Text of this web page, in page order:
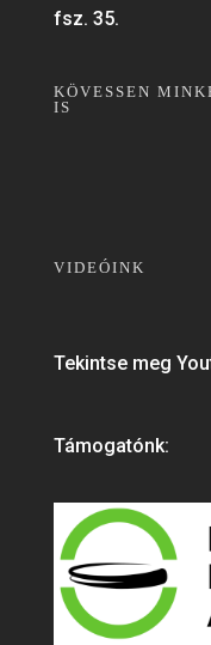
fsz. 35.
KÖVESSEN
IS
VIDEÓINK
Tekintse meg
Támogatónk: